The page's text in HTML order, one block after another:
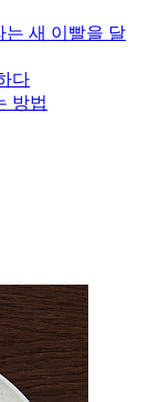
는 새 이빨을 달
다
방법